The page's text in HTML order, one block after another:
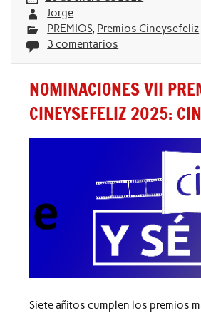
Jorge
PREMIOS, Premios Cineysefeliz
3 comentarios
NOMINACIONES VII
CINEYSEFELIZ 2025:
Siete añitos cumplen los premios